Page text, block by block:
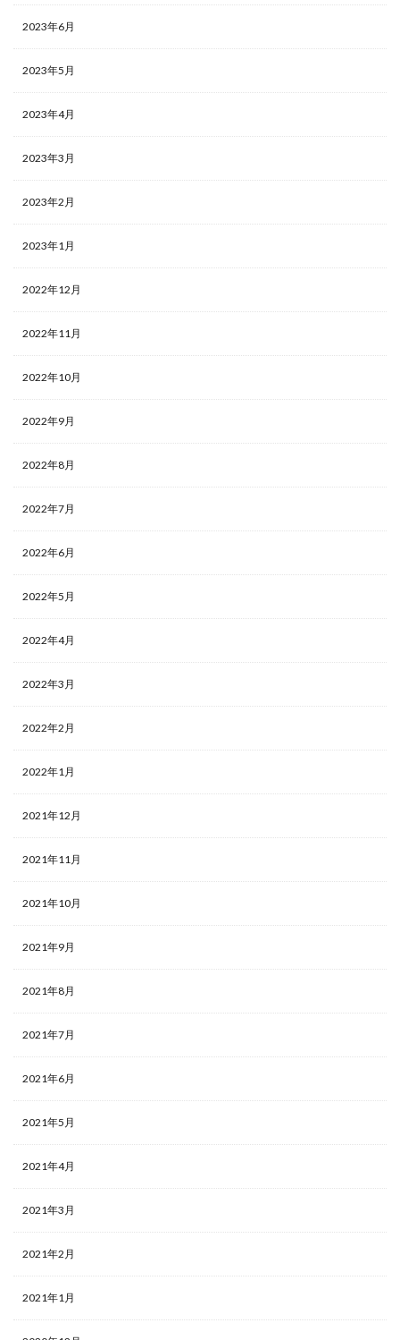
2023年6月
2023年5月
2023年4月
2023年3月
2023年2月
2023年1月
2022年12月
2022年11月
2022年10月
2022年9月
2022年8月
2022年7月
2022年6月
2022年5月
2022年4月
2022年3月
2022年2月
2022年1月
2021年12月
2021年11月
2021年10月
2021年9月
2021年8月
2021年7月
2021年6月
2021年5月
2021年4月
2021年3月
2021年2月
2021年1月